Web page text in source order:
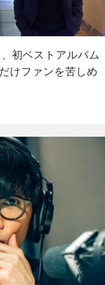
初ベストアルバム
けファンを苦しめ